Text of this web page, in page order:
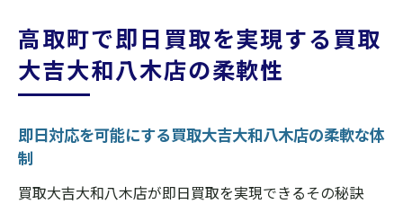
高取町で即日買取を実現する買取
大吉大和八木店の柔軟性
即日対応を可能にする買取大吉大和八木店の柔軟な体
制
買取大吉大和八木店が即日買取を実現できるその秘訣